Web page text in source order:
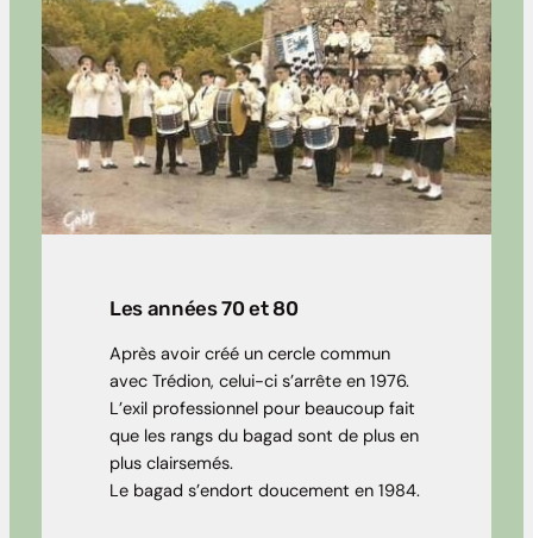
Les années 70 et 80
Après avoir créé un cercle commun
avec Trédion, celui-ci s’arrête en 1976.
L’exil professionnel pour beaucoup fait
que les rangs du bagad sont de plus en
plus clairsemés.
Le bagad s’endort doucement en 1984.